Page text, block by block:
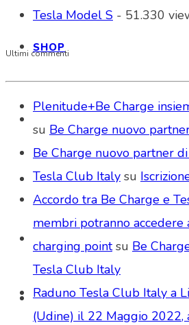
SHOP
Tesla Model S - 51.330
Ultimi commenti
Plenitude+Be Charge
su Be Charge nuovo
Be Charge nuovo partner
Tesla Club Italy su
Accordo tra Be Charge e
membri potranno accedere
charging pointsu Be
Tesla Club Italy
Raduno Tesla Club Italy a
(Udine) il 22 Maggio 2022,